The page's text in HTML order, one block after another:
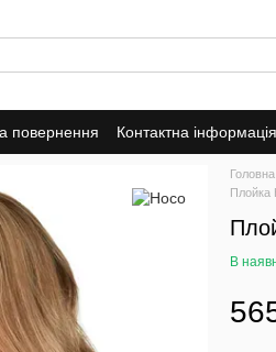
повернення Контактна інформація
Головна
Плойка
В